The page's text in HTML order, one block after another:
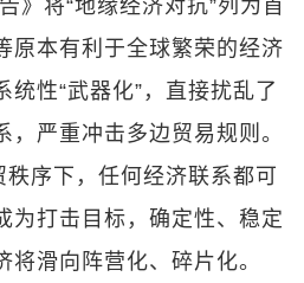
》将“地缘经济对抗”列为首
原本有利于全球繁荣的经济
统性“武器化”，直接扰乱了
，严重冲击多边贸易规则。
序下，任何经济联系都可
为打击目标，确定性、稳定
将滑向阵营化、碎片化。